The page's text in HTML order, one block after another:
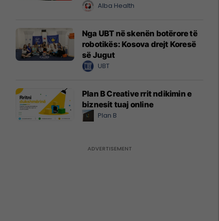
Alba Health
Nga UBT në skenën botërore të
robotikës: Kosova drejt Koresë
së Jugut
UBT
Plan B Creative rrit ndikimin e
biznesit tuaj online
Plan B